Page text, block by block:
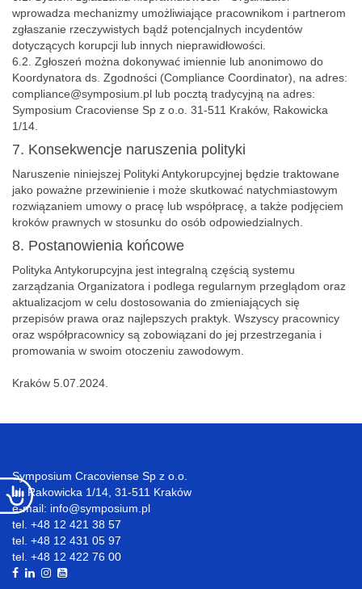
wprowadza mechanizmy umożliwiające pracownikom i partnerom
zgłaszanie rzeczywistych bądź potencjalnych incydentów
dotyczących korupcji lub innych nieprawidłowości.
6.2. Zgłoszeń można dokonywać imiennie lub anonimowo do
Koordynatora ds. Zgodności (Compliance Coordinator), na adres:
compliance@symposium.pl lub pocztą tradycyjną na adres:
Symposium Cracoviense Sp z o.o. 31-511 Kraków, Rakowicka
1/14.
7. Konsekwencje naruszenia polityki
Naruszenie niniejszej Polityki Antykorupcyjnej będzie traktowane
jako poważne przewinienie i może skutkować natychmiastowym
rozwiązaniem umowy o pracę lub współpracę, a także podjęciem
kroków prawnych w stosunku do osób odpowiedzialnych.
8. Postanowienia końcowe
Polityka Antykorupcyjna jest integralną częścią systemu
zarządzania Organizatora i podlega regularnym przeglądom oraz
aktualizacjom w celu dostosowania do zmieniających się
przepisów prawa oraz najlepszych praktyk. Wszyscy pracownicy
oraz współpracownicy są zobowiązani do jej przestrzegania i
promowania w swoim otoczeniu zawodowym.
Kraków 5.07.2024.
Symposium Cracoviense Sp z o.o.
ul. Rakowicka 1/14, 31-511 Kraków
e-mail: info@symposium.pl
tel. +48 12 421 38 57
tel. +48 12 431 05 97
tel. +48 12 422 76 00